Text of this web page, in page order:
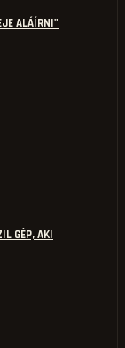
ALÁÍRNI"
GÉP, AKI